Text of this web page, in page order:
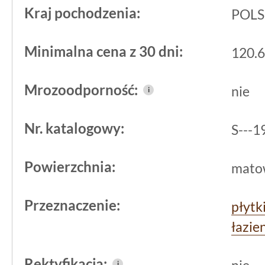
wykonanej i dopracowanej w detalu.
Jako element wykończeniowy
może być wykorzystywana zarówno
podczas remontów, gdzie potrzebne
rozwiązania.
Kraj pochodzenia:
Minimalna cena z 30 dni:
Mrozoodporność: i nie
Nr. katalogowy: S---
Powierzchnia:
Przeznaczenie: